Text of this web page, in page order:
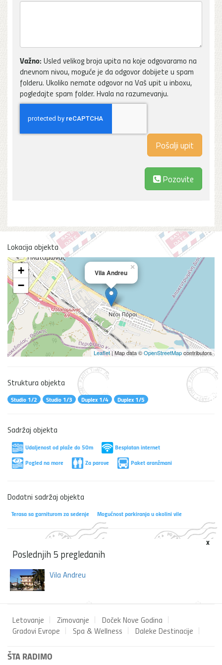
Važno: Usled velikog broja upita na koje odgovaramo na
dnevnom nivou, moguće je da odgovor dobijete u spam
folderu. Ukoliko nemate odgovor na Vaš upit u inboxu,
pogledajte spam folder. Hvala na razumevanju.
Pozovite
Lokacija objekta
Vila Andreu
×
+
−
Leaflet| Map data ©OpenStreetMapcontributors
Struktura objekta
Studio 1/2 Studio 1/3 Duplex 1/4 Duplex 1/5
Sadržaj objekta
Udaljenost od plaže do 50m
Besplatan internet
Pogled na more
Za parove Paket aranžmani
Dodatni sadržaj objekta
Terasa sa garniturom za sedenje Mogućnost parkiranja u okolini vile
x
Poslednjih 5 pregledanih
Vila Andreu
Letovanje Zimovanje
Doček Nove Godina
Gradovi Evrope
Spa & Wellness Daleke Destinacije
ŠTA RADIMO